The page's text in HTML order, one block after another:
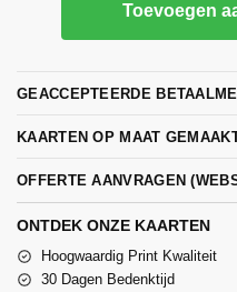
Toevoegen
GEACCEPTEERDE
KAARTEN OP MAAT
OFFERTE AANVRAGEN
ONTDEK ONZE KAARTEN
Hoogwaardig Print Kwaliteit
30 Dagen Bedenktijd